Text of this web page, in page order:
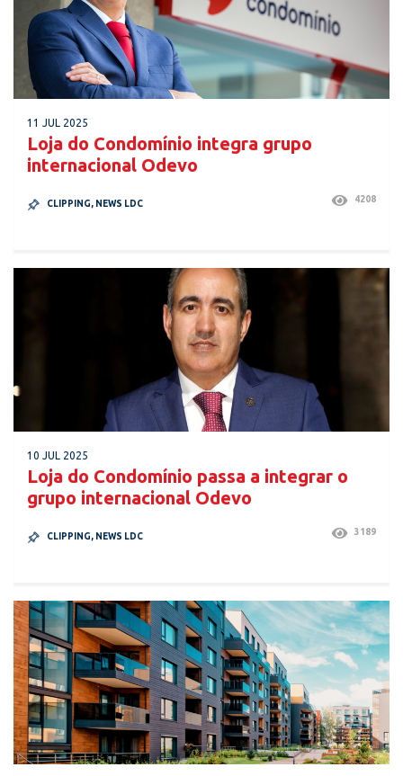
11 JUL 2025
Loja do Condomínio integra grupo
internacional Odevo
CLIPPING, NEWS LDC 4208
10 JUL 2025
Loja do Condomínio passa a integrar o
grupo internacional Odevo
CLIPPING, NEWS LDC 3189